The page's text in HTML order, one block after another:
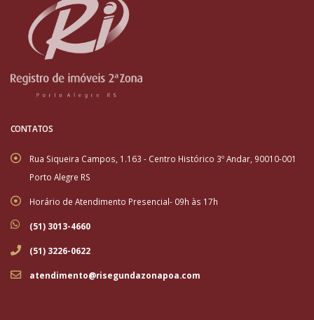
CONTATOS
Rua Siqueira Campos, 1.163 - Centro Histórico 3º Andar, 90010-001
Porto Alegre RS
Horário de Atendimento Presencial- 09h às 17h
(51) 3013-4660
(51) 3226-0622
atendimento@risegundazonapoa.com